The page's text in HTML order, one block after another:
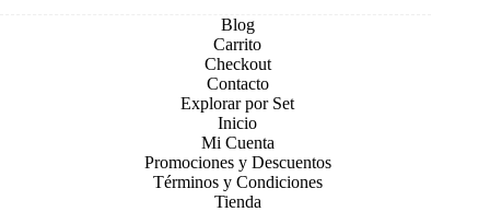
Blog
Carrito
Checkout
Contacto
Explorar por Set
Inicio
Mi Cuenta
Promociones y Descuentos
Términos y Condiciones
Tienda